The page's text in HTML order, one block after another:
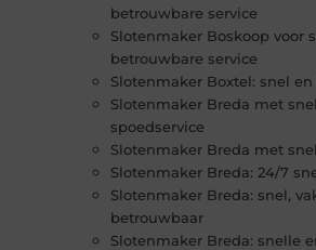
betrouwbare service
Slotenmaker Boskoop voor
betrouwbare service
Slotenmaker Boxtel: snel
Slotenmaker Breda met
spoedservice
Slotenmaker Breda met
Slotenmaker Breda: 24/7
Slotenmaker Breda: snel,
betrouwbaar
Slotenmaker Breda: snelle